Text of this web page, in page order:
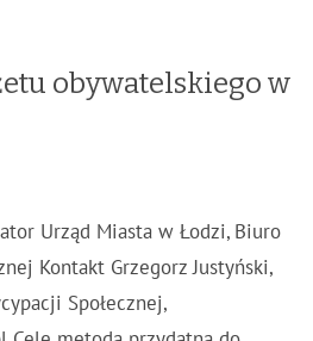
obywatelskiego w
Urząd Miasta w Łodzi, Biuro
Kontakt Grzegorz Justyński,
Społecznej,